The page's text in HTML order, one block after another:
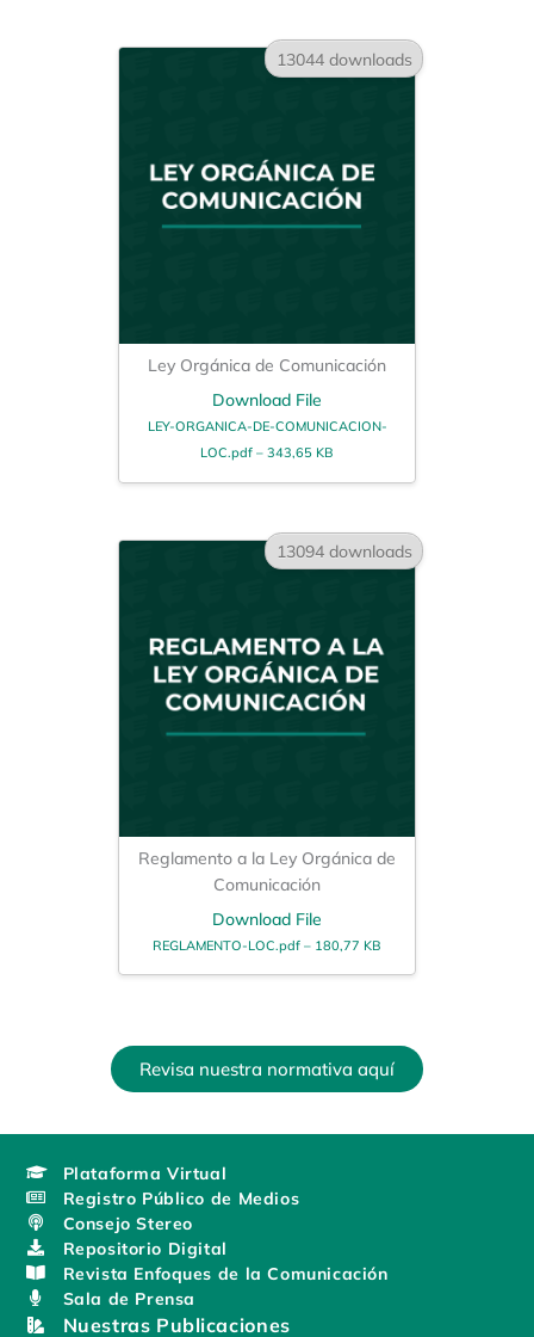
13044 downloads
Ley Orgánica de Comunicación
Download File
LEY-ORGANICA-DE-COMUNICACION-
LOC.pdf – 343,65 KB
13094 downloads
Reglamento a la Ley Orgánica de
Comunicación
Download File
REGLAMENTO-LOC.pdf – 180,77 KB
Revisa nuestra normativa aquí
Plataforma Virtual
Registro Público de Medios
Consejo Stereo
Repositorio Digital
Revista Enfoques de la Comunicación
Sala de Prensa
Nuestras Publicaciones